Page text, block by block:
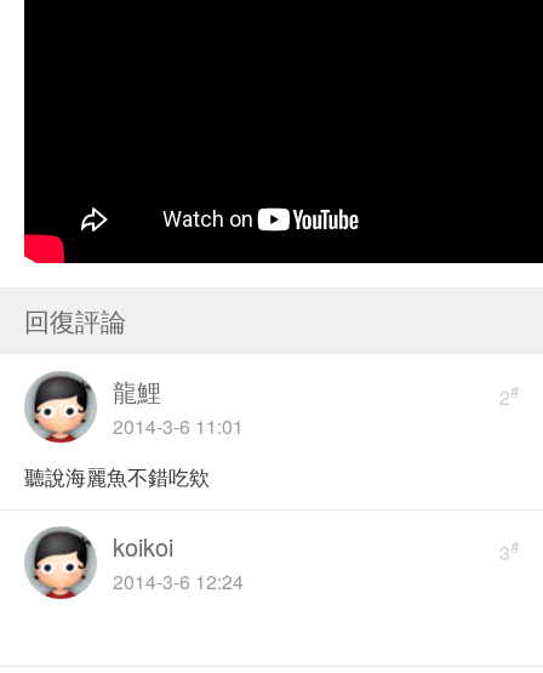
回復評論
2#
龍鯉
2014-3-6 11:01
聽說海麗魚不錯吃欸
3#
koikoi
2014-3-6 12:24